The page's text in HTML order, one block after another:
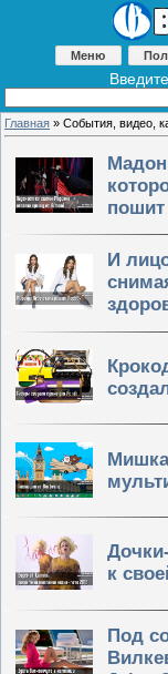
Меню
Главная » События, видео,
И
к
Под